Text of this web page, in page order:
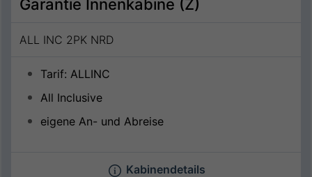
Garantie Innenkabine (Z)
ALL INC 2PK NRD
Tarif: ALLINC
All Inclusive
eigene An- und Abreise
Kabinendetails